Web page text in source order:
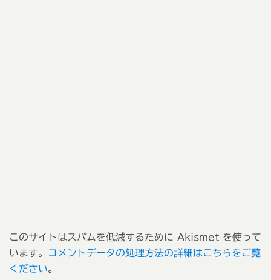
このサイトはスパムを低減するために Akismet を使って
います。
コメントデータの処理方法の詳細はこちらをご覧
ください。